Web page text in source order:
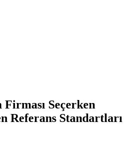
Seçerken
Referans Standartları